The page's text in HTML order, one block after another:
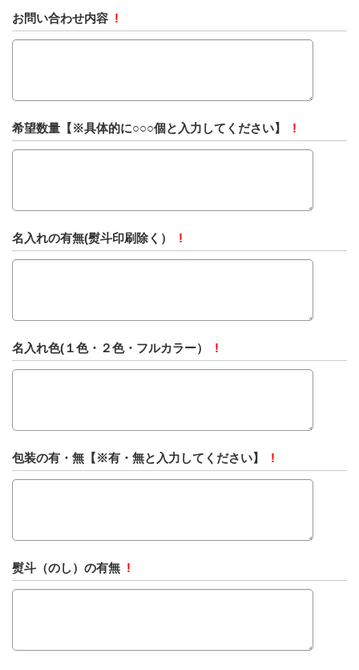
お問い合わせ内容 !
希望数量【※具体的に○○○個と入力してください】 !
名入れの有無(熨斗印刷除く） !
名入れ色(１色・２色・フルカラー） !
包装の有・無【※有・無と入力してください】 !
熨斗（のし）の有無 !